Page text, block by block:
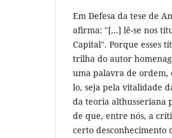
Em Defesa da tese de
afirma: "[...] lê-se nos
Capital". Porque esses
trilha do autor
uma palavra de ordem,
lo, seja pela vitalidade
da teoria althusseriana
de que, entre nós, a
certo desconhecimento